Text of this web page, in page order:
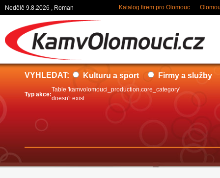
Nedělě 9.8.2026 , Roman Katalog firem pro Olomouc
VYHLEDAT: Kulturu a sport Firmy a služby
Typ akce:
Table 'kamvolomouci_production.core_category'
doesn't exist